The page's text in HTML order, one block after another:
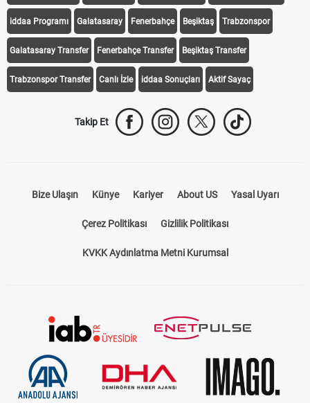
iddaa Programı Galatasaray Fenerbahçe Beşiktaş Trabzonspor
Galatasaray Transfer Fenerbahçe Transfer Beşiktaş Transfer
Trabzonspor Transfer Canlı İzle iddaa Sonuçları Aktif Sayaç
Takip Et
Bize Ulaşın Künye Kariyer About US Yasal Uyarı
Çerez Politikası Gizlilik Politikası
KVKK Aydınlatma Metni Kurumsal